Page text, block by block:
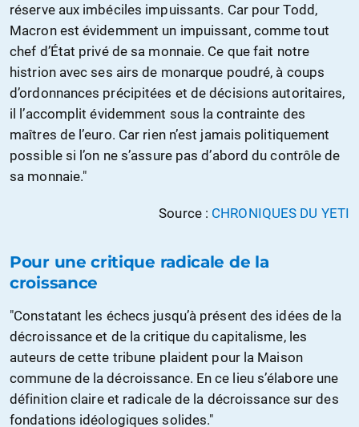
réserve aux imbéciles impuissants. Car pour Todd,
Macron est évidemment un impuissant, comme tout
chef d’État privé de sa monnaie. Ce que fait notre
histrion avec ses airs de monarque poudré, à coups
d’ordonnances précipitées et de décisions autoritaires,
il l’accomplit évidemment sous la contrainte des
maîtres de l’euro. Car rien n’est jamais politiquement
possible si l’on ne s’assure pas d’abord du contrôle de
sa monnaie."
Source : CHRONIQUES DU YETI
Pour une critique radicale de la
croissance
"Constatant les échecs jusqu’à présent des idées de la
décroissance et de la critique du capitalisme, les
auteurs de cette tribune plaident pour la Maison
commune de la décroissance. En ce lieu s’élabore une
définition claire et radicale de la décroissance sur des
fondations idéologiques solides."